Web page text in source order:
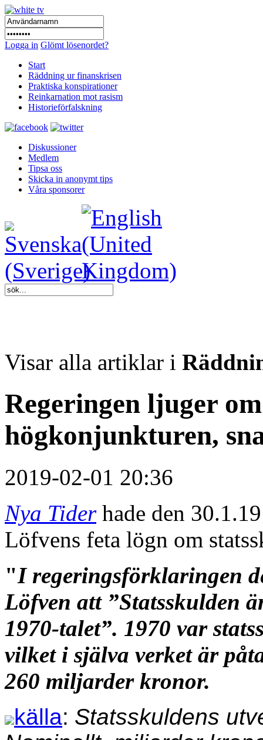
Logga in Glömt lösenordet?
Start
Räddning ur finanskrisen
Praktiska konspirationer
Reinkarnation mot rasism
Historieförfalskning
Diskussioner
Medlem
Tipsa oss
Skicka in anonymt tips
Våra sponsorer
Visar alla artiklar i
Regeringen ljuger
högkonjunkturen,
2019-02-01 20:36
Nya Tiderhade den
Löfvens feta lögn om
"I regeringsförklaringen
Löfven att ”Statsskulden
1970-talet”. 1970 var
vilket i själva verket är
260 miljarder kronor.
källa: Statsskuldens